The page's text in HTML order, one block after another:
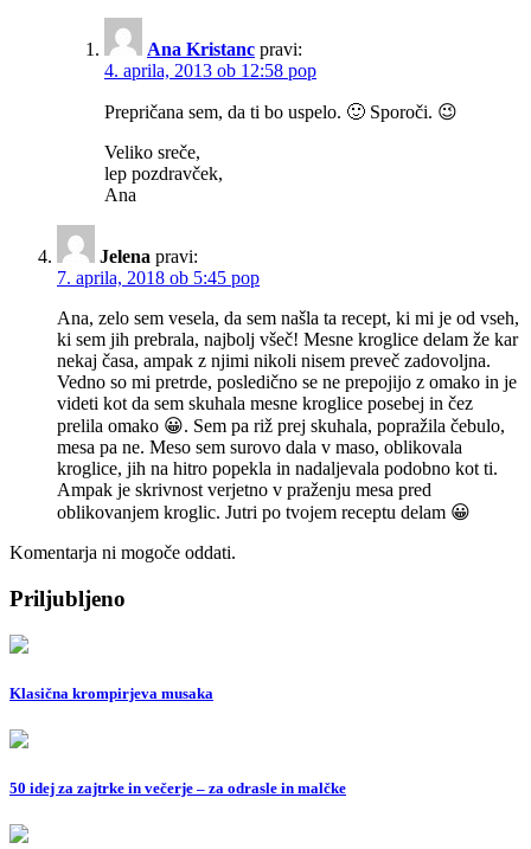
Ana Kristanc pravi:
4. aprila, 2013 ob 12:58 pop
Prepričana sem, da ti bo uspelo. 🙂 Sporoči. 😉
Veliko sreče,
lep pozdravček,
Ana
Jelena pravi:
7. aprila, 2018 ob 5:45 pop
Ana, zelo sem vesela, da sem našla ta recept, ki mi je od vseh,
ki sem jih prebrala, najbolj všeč! Mesne kroglice delam že kar
nekaj časa, ampak z njimi nikoli nisem preveč zadovoljna.
Vedno so mi pretrde, posledično se ne prepojijo z omako in je
videti kot da sem skuhala mesne kroglice posebej in čez
prelila omako 😀. Sem pa riž prej skuhala, popražila čebulo,
mesa pa ne. Meso sem surovo dala v maso, oblikovala
kroglice, jih na hitro popekla in nadaljevala podobno kot ti.
Ampak je skrivnost verjetno v praženju mesa pred
oblikovanjem kroglic. Jutri po tvojem receptu delam 😀
Komentarja ni mogoče oddati.
Priljubljeno
Klasična krompirjeva musaka
50 idej za zajtrke in večerje – za odrasle in malčke